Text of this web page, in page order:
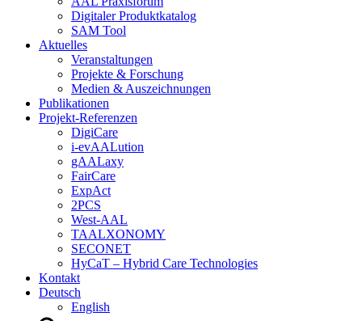
Digitaler Produktkatalog
SAM Tool
Aktuelles
Veranstaltungen
Projekte & Forschung
Medien & Auszeichnungen
Publikationen
Projekt-Referenzen
DigiCare
i-evAALution
gAALaxy
FairCare
ExpAct
2PCS
West-AAL
TAALXONOMY
SECONET
HyCaT – Hybrid Care Technologies
Kontakt
Deutsch
English